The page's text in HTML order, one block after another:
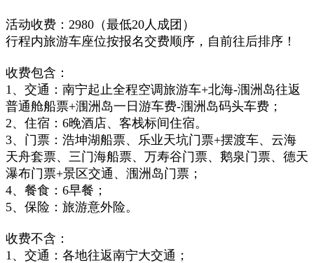
活动收费：2980 （最低20人成团）
行程内旅游车座位按报名交费顺序，自前往后排序！
收费包含：
1、交通：南宁起止全程空调旅游车+北海-涠洲岛往返
普通舱船票+涠洲岛一日游车费-涠洲岛码头车费；
2、住宿：6晚酒店、客栈标间住宿。
3、门票：浩坤湖船票、乐业天坑门票+摆渡车、云海
天舟套票、三门海船票、万寿谷门票、鹅泉门票、德天
瀑布门票+景区交通、涠洲岛门票；
4、 餐食：6早餐；
5、保险：旅游意外险。
收费不含：
1、交通：各地往返南宁大交通；